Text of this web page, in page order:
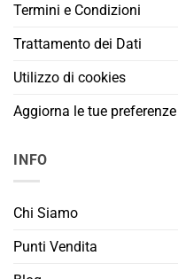
Termini e Condizioni
Trattamento dei Dati
Utilizzo di cookies
Aggiorna le tue
INFO
Chi Siamo
Punti Vendita